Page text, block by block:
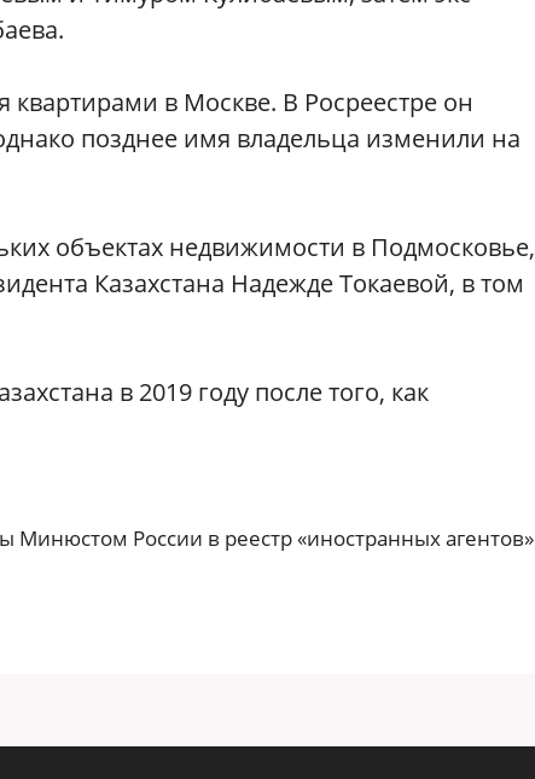
квартирами в Москве. В Росреестре он
позднее имя владельца изменили на
объектах недвижимости в Подмосковье,
Казахстана Надежде Токаевой, в том
в 2019 году после того, как
России в реестр «иностранных агентов»